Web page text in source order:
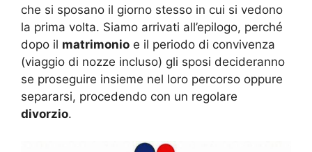
che si sposano il giorno stesso in cui si vedono
la prima volta. Siamo arrivati all’epilogo, perché
dopo il matrimonio e il periodo di convivenza
(viaggio di nozze incluso) gli sposi decideranno
se proseguire insieme nel loro percorso oppure
separarsi, procedendo con un regolare
divorzio.